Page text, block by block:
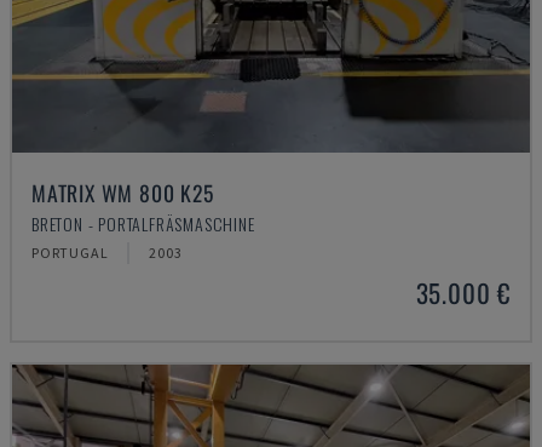
MATRIX WM 800 K25
BRETON - PORTALFRÄSMASCHINE
PORTUGAL 2003
35.000 €